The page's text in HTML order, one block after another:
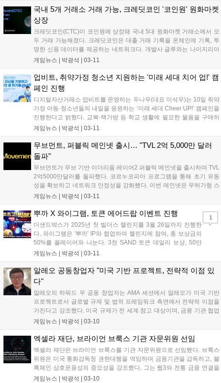
한다....
국내 5개 거래소 거래 가능, 크레딧코인 '코인원' 원화마켓
상장
크레딧코인(CTC)이 코인원에 상장돼 국내 5대 원화마켓 거래소에서 모
두 거래 가능해졌다. 크레딧코인은 대출 거래 기록을 온체인에 기록, 투
명한 신용 데이터를 제공하는 네트워크다. 개발사 글루와는 나이지리아
CBDC 사업에 참여 중이며, 스페이스코인, 수이, 월루스 등과 파트너십
신규 상장 기념 이벤트를 통해 총 2만7000 CTC를 지급한다....
게임뉴스 | 박광석 03-11
업비트, 취약가정 청소년 지원하는 '미래 세대 치어 업!' 캠
페인 진행
디지털자산거래소 업비트를 운영하는 두나무(대표 이석우)는 10일 취약
가정 아동·청소년들의 내일을 응원하는 ‘미래 세대 Cheer UP!’ 캠페인을
진행한다고 밝혔다. 교복·책가방 등 학교 생활에 필요한 물품을 구매하
지 못하고 어려움을 겪는 취약가정 아동·청소년들을 위한 디지털자산 기
오...
게임뉴스 | 박광석 03-11
무브먼트, 퍼블릭 메인넷 출시… "TVL 2억 5,000만 달러
돌파"
무브먼트가 무브 기반 이더리움 레이어2 퍼블릭 메인넷을 출시하며 TVL
2억5000만달러를 돌파했다. 코르누코피아 프로그램을 통해 초기 유동
성을 확보하고 네트워크 안정성을 강화했다. 이번 메인넷은 무허가형 스
마트 컨트랙트 배포, 사용자 온보딩, 이더리움 거래 속도 개선, 레이어제
후 일반 사용자 참여를 확대했다....
게임뉴스 | 박광석 03-11
뿌까 X 와이그램, 토큰 에어드랍 이벤트 진행
더샌드박스가 2025년 첫 빌더스 챌린지를 3월 26일까지 진행한
다. 와이그램은 '뿌까' IP와 협업하여 챌린지에 참여, 총 보상금의
50%를 플레이어와 나눈다. 3천 SAND 토큰 데일리 보상, 50만
PUCCA 토큰 플레이 인증 이벤트도 제공한다. '뿌까'와 '애코와 친
브 이벤트가 진행된다. 자세한 정보는 뿌까, 와이그램 X, 디스코드
에서 확인 가능하다....
게임뉴스 | 박광석 03-11
1
알레오 공동창업자 "미국 기반 프로젝트, 전략적 이점 있
다"
알레오의 하워드 우 공동 창업자는 AMA 세션에서 알레오가 미국 기반
프로젝트로서 글로벌 규제 및 법적 프레임워크 측면에서 전략적 이점을
가진다고 강조했다. 미국 규제가 전 세계 참고 대상이며, 금융 기관 협업
시 유리하다고 언급했다. 알레오는 미국 기반 기업으로서 정체성을 다져
출신 인사들로 구성되어 규제 준수 및 보안성을 강화하고 있다. 최근 구
글 클라우드가 알레오 밸리데이터로 참여하기로 발표했다....
게임뉴스 | 박광석 03-10
엑셀라 재단, 브라이언 브룩스 기관 자문위원 선임
엑셀라 재단은 브라이언 브룩스를 기관 자문위원으로 선임했다. 브룩스
위원은 미국 통화감독청 권한대행을 역임하며 금융기관을 감독하고, 블
록체인 상호운용성의 중요성을 강조했다. 그는 웹3와 전통 금융 연결을
통해 혁신적인 금융 상품을 선보일 수 있다고 밝혔다. 엑셀라 재단은 엑
게임뉴스 | 박광석 03-10